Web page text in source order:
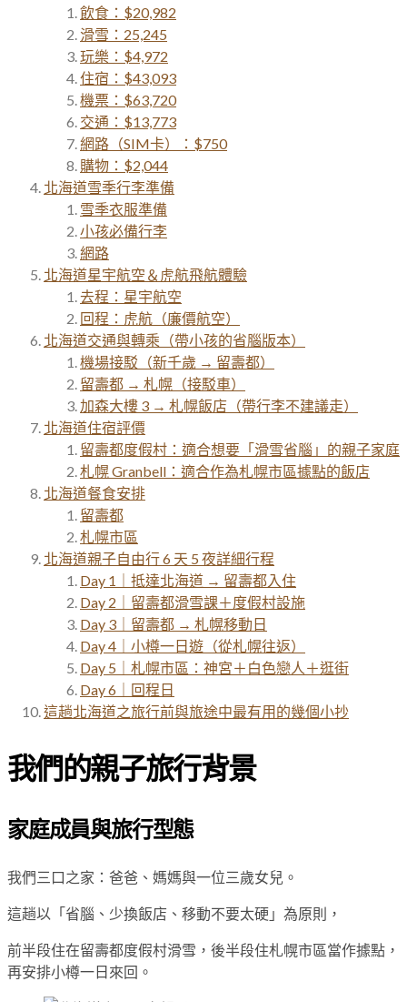
飲食：$20,982
滑雪：25,245
玩樂：$4,972
住宿：$43,093
機票：$63,720
交通：$13,773
網路（SIM卡）：$750
購物：$2,044
北海道雪季行李準備
雪季衣服準備
小孩必備行李
網路
北海道星宇航空＆虎航飛航體驗
去程：星宇航空
回程：虎航（廉價航空）
北海道交通與轉乘（帶小孩的省腦版本）
機場接駁（新千歲 → 留壽都）
留壽都 → 札幌（接駁車）
加森大樓 3 → 札幌飯店（帶行李不建議走）
北海道住宿評價
留壽都度假村：適合想要「滑雪省腦」的親子家庭
札幌 Granbell：適合作為札幌市區據點的飯店
北海道餐食安排
留壽都
札幌市區
北海道親子自由行 6 天 5 夜詳細行程
Day 1｜抵達北海道 → 留壽都入住
Day 2｜留壽都滑雪課＋度假村設施
Day 3｜留壽都 → 札幌移動日
Day 4｜小樽一日遊（從札幌往返）
Day 5｜札幌市區：神宮＋白色戀人＋逛街
Day 6｜回程日
這趟北海道之旅行前與旅途中最有用的幾個小抄
我們的親子旅行背景
家庭成員與旅行型態
我們三口之家：爸爸、媽媽與一位三歲女兒。
這趟以「省腦、少換飯店、移動不要太硬」為原則，
前半段住在留壽都度假村滑雪，後半段住札幌市區當作據點，
再安排小樽一日來回。